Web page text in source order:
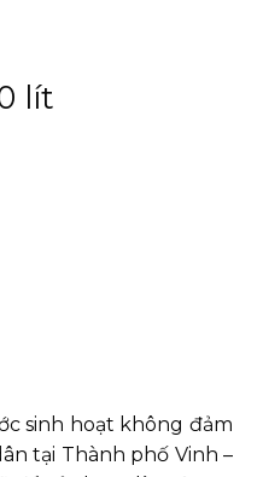
lít
sinh hoạt không đảm
tại Thành phố Vinh –